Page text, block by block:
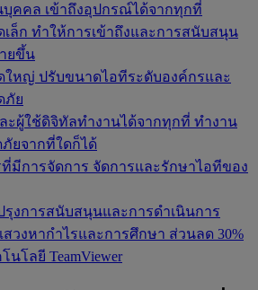
บุคคล เข้าถึงอุปกรณ์ได้จากทุกที่
ล็ก ทำให้การเข้าถึงและการสนับสนุน
ยขึ้น
ใหญ่ ปรับขนาดไอทีระดับองค์กรและ
ภัย
ะผู้ใช้ดิจิทัลทำงานได้จากทุกที่ ทำงาน
ยจากที่ใดก็ได้
มีการจัดการ จัดการและรักษาไอทีของ
รุงการสนับสนุนและการดำเนินการ
วงหากำไรและการศึกษา ส่วนลด 30%
นโลยี TeamViewer